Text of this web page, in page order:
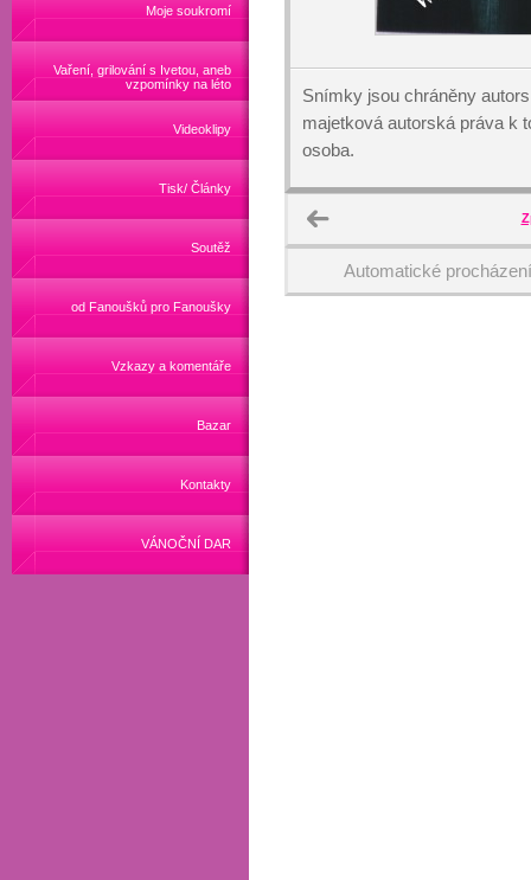
Moje soukromí
Vaření, grilování s Ivetou, aneb
vzpomínky na léto
Videoklipy
Tisk/ Články
Soutěž
od Fanoušků pro Fanoušky
Vzkazy a komentáře
Bazar
Kontakty
VÁNOČNÍ DAR
Snímky jsou chráněny
majetková autorská práva k
osoba.
Automatické